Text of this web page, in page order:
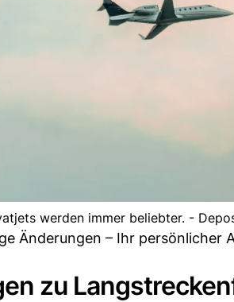
werden immer beliebter. -
Änderungen – Ihr persönlicher
zu